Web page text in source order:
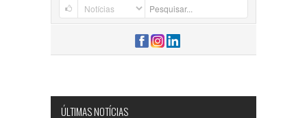
ÚLTIMAS NOTÍCIAS